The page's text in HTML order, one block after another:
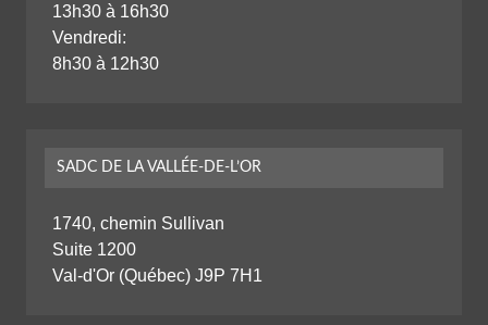
13h30 à 16h30
Vendredi:
8h30 à 12h30
SADC DE LA VALLÉE-DE-L’OR
1740, chemin Sullivan
Suite 1200
Val-d'Or (Québec) J9P 7H1